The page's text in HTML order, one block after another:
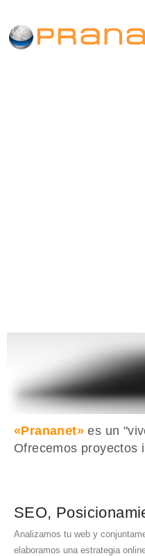
«Prananet» es un
Ofrecemos proyectos
SEO,
Analizamos tu web y
elaboramos una estrategia